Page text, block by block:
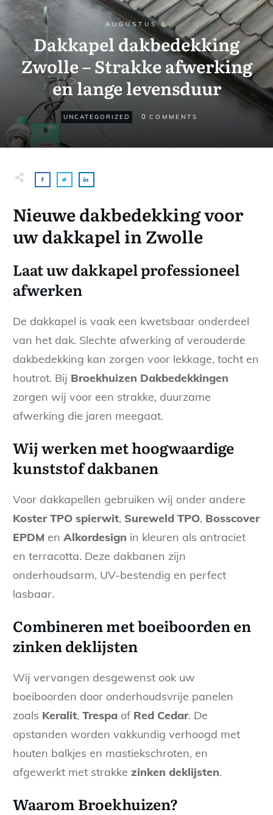
AUGUSTUS 6
Dakkapel dakbedekking
Zwolle – Strakke afwerking
en lange levensduur
UNCATEGORIZED 0 COMMENTS
Nieuwe dakbedekking voor
uw dakkapel in Zwolle
Laat uw dakkapel professioneel
afwerken
De dakkapel is vaak een kwetsbaar onderdeel
van het dak. Slechte afwerking of verouderde
dakbedekking kan zorgen voor lekkage, tocht en
houtrot. Bij Broekhuizen Dakbedekkingen
zorgen wij voor een strakke, duurzame
afwerking die jaren meegaat.
Wij werken met hoogwaardige
kunststof dakbanen
Voor dakkapellen gebruiken wij onder andere
Koster TPO spierwit, Sureweld TPO, Bosscover
EPDM en Alkordesign in kleuren als antraciet
en terracotta. Deze dakbanen zijn
onderhoudsarm, UV-bestendig en perfect
lasbaar.
Combineren met boeiboorden en
zinken deklijsten
Wij vervangen desgewenst ook uw
boeiboorden door onderhoudsvrije panelen
zoals Keralit, Trespa of Red Cedar. De
opstanden worden vakkundig verhoogd met
houten balkjes en mastiekschroten, en
afgewerkt met strakke zinken deklijsten.
Waarom Broekhuizen?